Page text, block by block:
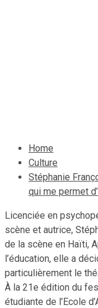
Home
Culture
Stéphanie
qui me permet
Licenciée en
scène et autrice,
de la scène en Haïti,
l’éducation, elle a
particulièrement le
À la 21e édition du
étudiante de l’Ecole